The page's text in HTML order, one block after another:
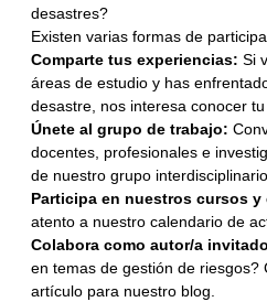
desastres?
Existen varias formas de
Comparte tus experiencias: Si
áreas de estudio y has
desastre, nos interesa conocer tu
Únete al grupo de trabajo:
docentes, profesionales e
de nuestro grupo interdisciplinario.
Participa en nuestros cursos y
atento a nuestro calendario de
Colabora como autor/a
en temas de gestión de riesgos?
artículo para nuestro blog.